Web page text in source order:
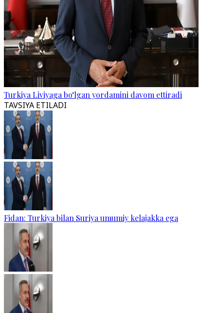
Turkiya Liviyaga bo‘lgan yordamini davom ettiradi
TAVSIYA ETILADI
Fidan: Turkiya bilan Suriya umumiy kelajakka ega